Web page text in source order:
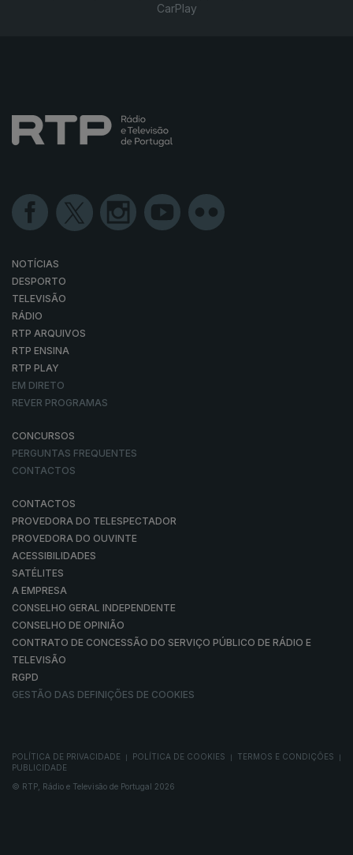
CarPlay
NOTÍCIAS
DESPORTO
TELEVISÃO
RÁDIO
RTP ARQUIVOS
RTP ENSINA
RTP PLAY
EM DIRETO
REVER PROGRAMAS
CONCURSOS
PERGUNTAS FREQUENTES
CONTACTOS
CONTACTOS
PROVEDORA DO TELESPECTADOR
PROVEDORA DO OUVINTE
ACESSIBILIDADES
SATÉLITES
A EMPRESA
CONSELHO GERAL INDEPENDENTE
CONSELHO DE OPINIÃO
CONTRATO DE CONCESSÃO DO SERVIÇO PÚBLICO DE RÁDIO E
TELEVISÃO
RGPD
GESTÃO DAS DEFINIÇÕES DE COOKIES
POLÍTICA DE PRIVACIDADE POLÍTICA DE COOKIES TERMOS E CONDIÇÕES
PUBLICIDADE
© RTP, Rádio e Televisão de Portugal 2026